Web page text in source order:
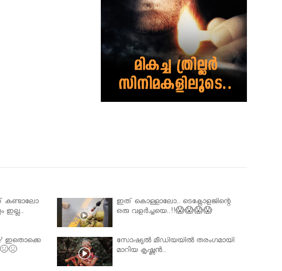
കണ്ടാലോ
ഇല്ല..
ഇത് കൊള്ളാലോ.. ടെക്നോളജിന്റെ
ഒരു വളർച്ചയെ..!!😱😱😱😱
ഇതൊക്കെ
സോഷ്യൽ മീഡിയയിൽ തരംഗമായി
മാറിയ കൃഷ്ണൻ..